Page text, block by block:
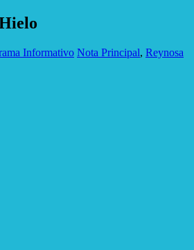
Informativo Nota Principal, Reynosa